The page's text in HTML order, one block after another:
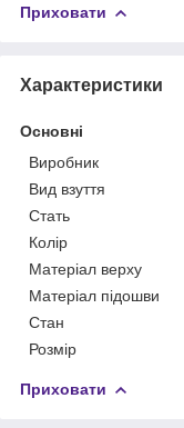
Приховати
Характеристики
Основні
Виробник
Вид взуття
Стать
Колір
Матеріал верху
Матеріал підошви
Стан
Розмір
Приховати